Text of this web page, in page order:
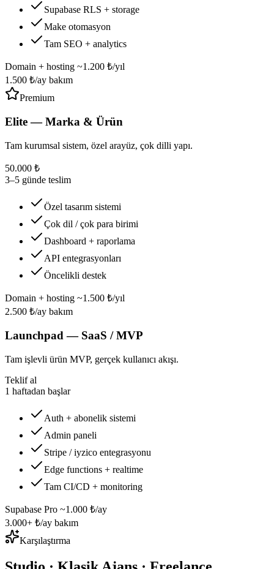
Supabase RLS + storage
Make otomasyon
Tam SEO + analytics
Domain + hosting ~1.200 ₺/yıl
1.500 ₺/ay bakım
Premium
Elite — Marka & Ürün
Tam kurumsal sistem, özel arayüz, çok dilli yapı.
50.000 ₺
3–5 günde teslim
Özel tasarım sistemi
Çok dil / çok para birimi
Dashboard + raporlama
API entegrasyonları
Öncelikli destek
Domain + hosting ~1.500 ₺/yıl
2.500 ₺/ay bakım
Launchpad — SaaS / MVP
Tam işlevli ürün MVP, gerçek kullanıcı akışı.
Teklif al
1 haftadan başlar
Auth + abonelik sistemi
Admin paneli
Stripe / iyzico entegrasyonu
Edge functions + realtime
Tam CI/CD + monitoring
Supabase Pro ~1.000 ₺/ay
3.000+ ₺/ay bakım
Karşılaştırma